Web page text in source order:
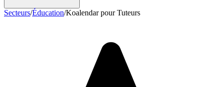
Secteurs/Éducation/Koalendar pour Tuteurs